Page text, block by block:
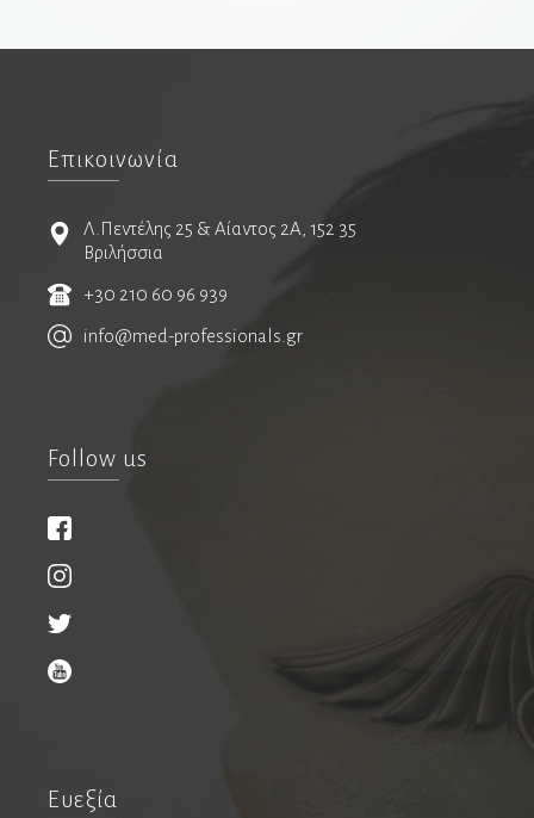
Διατροφή
Υπηρεσίες
Εκδόσεις
Συνέδρια
Επικοινωνία
Λ.Πεντέλης 25 & Αίαντος 2Α, 152 35
Βριλήσσια
+30 210 60 96 939
info@med-professionals.gr
Follow us
Ευεξία